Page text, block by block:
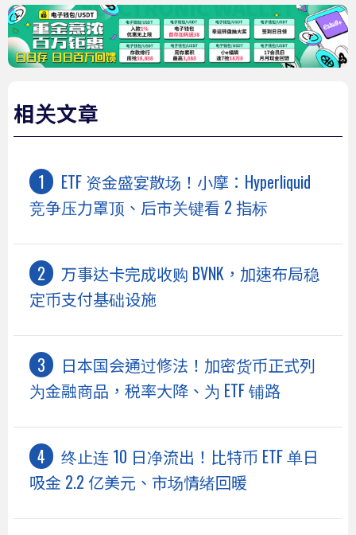
相关文章
ETF 资金盛宴散场！小摩：Hyperliquid
竞争压力罩顶、后市关键看 2 指标
万事达卡完成收购 BVNK，加速布局稳
定币支付基础设施
日本国会通过修法！加密货币正式列
为金融商品，税率大降、为 ETF 铺路
终止连 10 日净流出！比特币 ETF 单日
吸金 2.2 亿美元、市场情绪回暖